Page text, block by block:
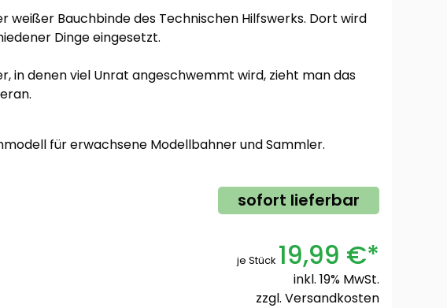
weißer Bauchbinde des Technischen Hilfswerks. Dort wird
Dinge eingesetzt.
in denen viel Unrat angeschwemmt wird, zieht man das
für erwachsene Modellbahner und Sammler.
sofort lieferbar
je Stück 19,99 €*
inkl. 19% MwSt.
zzgl. Versandkosten